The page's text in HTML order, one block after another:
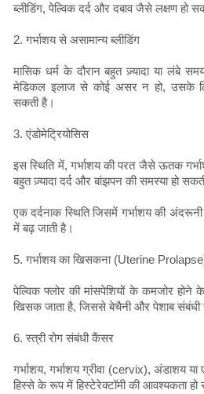
ब्लीडिंग, पेल्विक दर्द और दबाव जैसे लक्षण हो
2. गर्भाशय से असामान्य ब्लीडिंग
मासिक धर्म के दौरान बहुत ज़्यादा या लंबे
मेडिकल इलाज से कोई असर न हो, उसके
सकती है।
3. एंडोमेट्रियोसिस
इस स्थिति में, गर्भाशय की परत जैसे ऊतक
बहुत ज़्यादा दर्द और बांझपन की समस्या हो
एक दर्दनाक स्थिति जिसमें गर्भाशय की अंदरूनी
में बढ़ जाती है।
5. गर्भाशय का खिसकना (Uterine
पेल्विक फ्लोर की मांसपेशियों के कमजोर होने के
खिसक जाता है, जिससे बेचैनी और पेशाब संबंधी
6. स्त्री रोग संबंधी कैंसर
गर्भाशय, गर्भाशय ग्रीवा (cervix), अंडाशय
हिस्से के रूप में हिस्टेरेक्टॉमी की आवश्यकता हो